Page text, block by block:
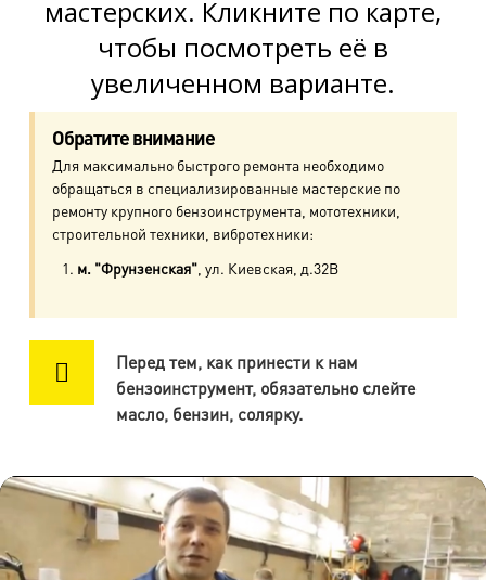
м. Пр. Ветеранов
пр. Ветеранов, д.9
м. Ул. Дыбенко
м. Комендантский пр.
пр. Авиаконструкторов, д.4
м. Приморская
пр. Науки, д.8, к.1
м. Озерки, м. Пр. Просвещения
м. Автово
пр. Маршала Жукова, д.35, к.3
мастерских. Кликните по карте,
чтобы посмотреть её в
увеличенном варианте.
Обратите внимание
Для максимально быстрого ремонта необходимо
обращаться в специализированные мастерские по
ремонту крупного бензоинструмента, мототехники,
строительной техники, вибротехники:
м. "Фрунзенская" , ул. Киевская, д.32В
Перед тем, как принести к нам
бензоинструмент, обязательно слейте
масло, бензин, солярку.